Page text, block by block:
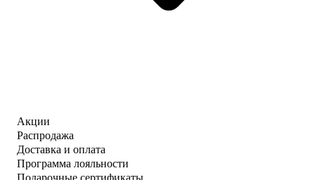
Акции
Распродажа
Доставка и оплата
Программа лояльности